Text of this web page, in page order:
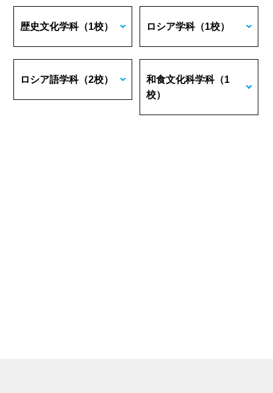
歴史文化学科（1校） ロシア学科（1校）
ロシア語学科（2校） 和食文化科学科（1
校）